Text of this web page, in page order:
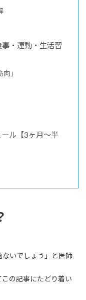
・運動・生活習
」
ル【3ヶ月〜半
ないでしょう」と医師
の記事にたどり着い